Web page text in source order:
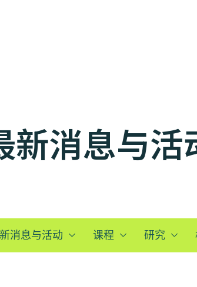
新消息与活
消息与活动 课程 研究